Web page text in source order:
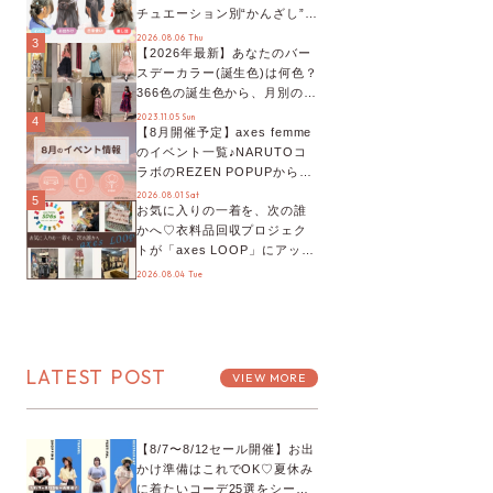
チュエーション別“かんざし”の
オススメ【ショップスタッフ
編集部】
2026.08.06 Thu
3
【2026年最新】あなたのバー
スデーカラー(誕生色)は何色？
366色の誕生色から、月別の誕
生色、バースデーカラーコー
デまでご紹介♡
2023.11.05 Sun
4
【8月開催予定】axes femme
のイベント一覧♪NARUTOコ
ラボのREZEN POPUPから、
プチYour Stage.、ティーパー
ティまで！8月の特別なイベン
トをチェック◎
2026.08.01 Sat
5
お気に入りの一着を、次の誰
かへ♡衣料品回収プロジェク
トが「axes LOOP」にアップ
デート！活用するとポイント
2026.08.04 Tue
LATEST POST VIEW MORE
【8/7〜8/12セール開催】お出
かけ準備はこれでOK♡夏休み
に着たいコーデ25選をシーン